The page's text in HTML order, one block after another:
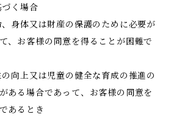
づく場合
、身体又は財産の保護のために必要が
、お客様の同意を得ることが困難で
の向上又は児童の健全な育成の推進の
ある場合であって、お客様の同意を
あるとき